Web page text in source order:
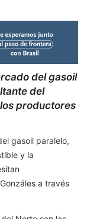
del gasoil
del
productores
gasoil paralelo,
y la
a través